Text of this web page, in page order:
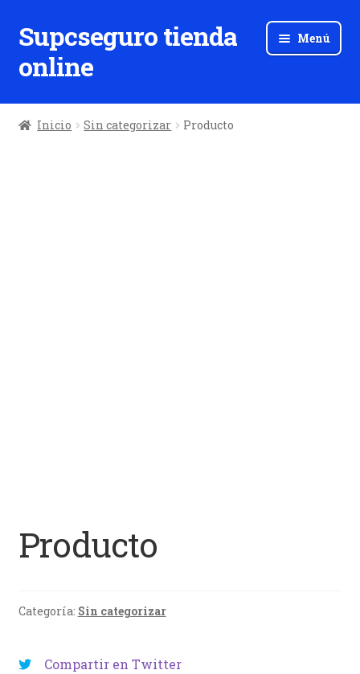
Ir
a
la
Ir
al
contenido
Supcseguro tienda
online
Menú
Inicio Sin categorizar Producto
Producto
Categoría: Sin categorizar
Compartir en Twitter